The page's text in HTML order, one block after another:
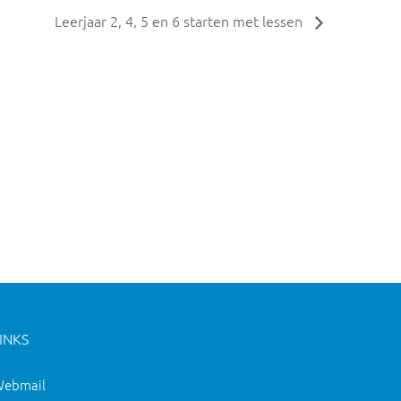
Leerjaar 2, 4, 5 en 6 starten met lessen